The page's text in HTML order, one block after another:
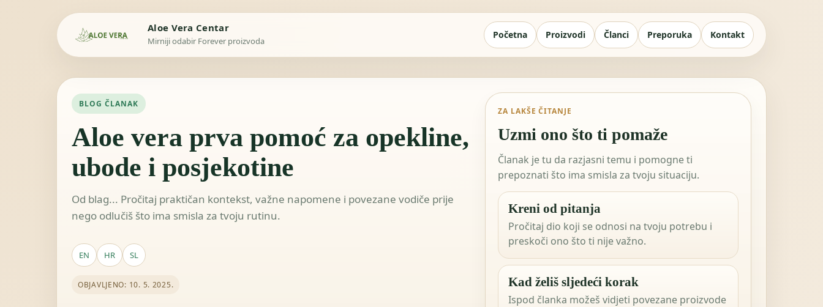
Aloe Vera Centar
Mirniji odabir Forever proizvoda
Početna Proizvodi Članci Preporuka Kontakt
BLOG ČLANAK
Aloe vera prva pomoć za opekline,
ubode i posjekotine
Od blag... Pročitaj praktičan kontekst, važne napomene i povezane vodiče prije
nego odlučiš što ima smisla za tvoju rutinu.
EN HR SL
OBJAVLJENO: 10. 5. 2025.
ZA LAKŠE ČITANJE
Uzmi ono što ti pomaže
Članak je tu da razjasni temu i pomogne ti
prepoznati što ima smisla za tvoju situaciju.
Kreni od pitanja
Pročitaj dio koji se odnosi na tvoju potrebu i
preskoči ono što ti nije važno.
Kad želiš sljedeći korak
Ispod članka možeš vidjeti povezane proizvode